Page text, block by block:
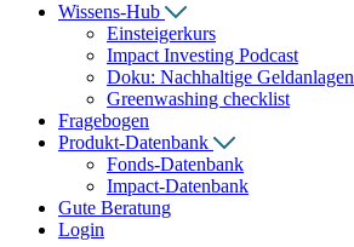
Wissens-Hub
Einsteigerkurs
Impact Investing Podcast
Doku: Nachhaltige Geldanlagen
Greenwashing checklist
Fragebogen
Produkt-Datenbank
Fonds-Datenbank
Impact-Datenbank
Gute Beratung
Login